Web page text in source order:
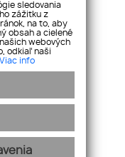
vyhradené
sledovania
zážitku z
na to, aby
obsah a cielené
webových
odkiaľ naši
Viac info